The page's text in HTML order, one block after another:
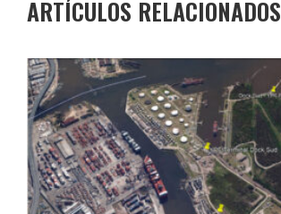
ARTÍCULOS RELACIONADOS